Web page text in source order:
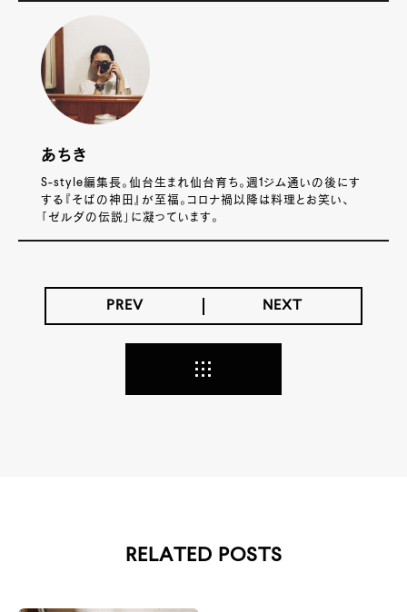
あちき
S-style編集長。仙台生まれ仙台育ち。週1ジム通いの後にす
する『そばの神田』が至福。コロナ禍以降は料理とお笑い、
「ゼルダの伝説」に凝っています。
PREV NEXT
RELATED POSTS